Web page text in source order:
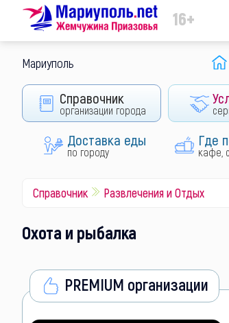
16+
Мариуполь
Справочник
организации города
Доставка еды
по городу
Где
кафе,
Справочник Развлечения и Отдых
Охота и рыбалка
PREMIUM организации